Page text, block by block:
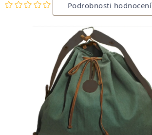
hodnocení
produktu
hvězdiček.
Podrobnosti hodnocení